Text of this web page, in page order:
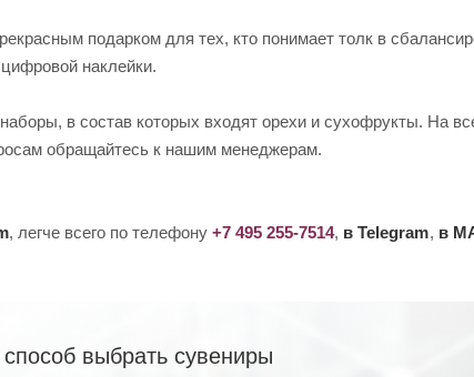
подарком для тех, кто понимает толк в
наклейки.
в состав которых входят орехи и сухофрукты. На
обращайтесь к нашим менеджерам.
, легче всего по телефону +7 495 255-7514, в Telegram, в
выбрать сувениры